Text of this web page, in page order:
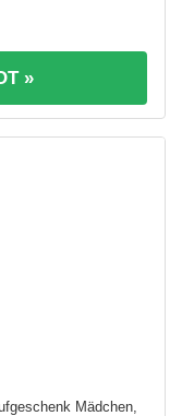
»
Mädchen,